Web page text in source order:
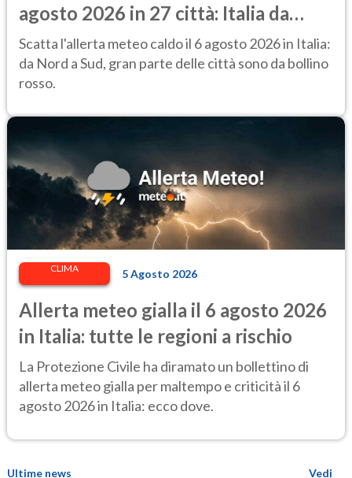
agosto 2026 in 27 città: Italia da
bollino rosso
Scatta l'allerta meteo caldo il 6 agosto 2026 in Italia:
da Nord a Sud, gran parte delle città sono da bollino
rosso.
CLIMA 5 Agosto 2026
Allerta meteo gialla il 6 agosto 2026
in Italia: tutte le regioni a rischio
La Protezione Civile ha diramato un bollettino di
allerta meteo gialla per maltempo e criticità il 6
agosto 2026 in Italia: ecco dove.
Ultime news
Vedi